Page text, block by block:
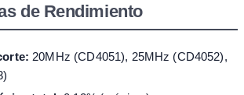
de Rendimiento
20MHz (CD4051), 25MHz (CD4052),